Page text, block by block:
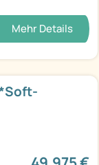
Mehr Details